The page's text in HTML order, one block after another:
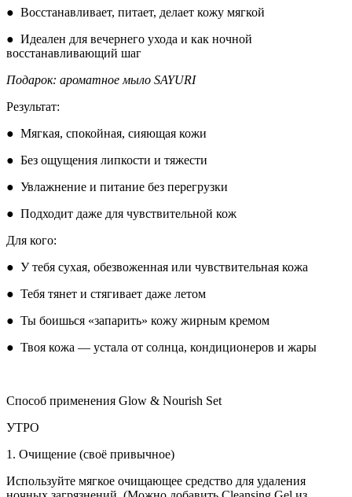
● Восстанавливает, питает, делает кожу мягкой
● Идеален для вечернего ухода и как ночной
восстанавливающий шаг
Подарок: ароматное мыло SAYURI
Результат:
● Мягкая, спокойная, сияющая кожи
● Без ощущения липкости и тяжести
● Увлажнение и питание без перегрузки
● Подходит даже для чувствительной кож
Для кого:
● У тебя сухая, обезвоженная или чувствительная кожа
● Тебя тянет и стягивает даже летом
● Ты боишься «запарить» кожу жирным кремом
● Твоя кожа — устала от солнца, кондиционеров и жары
Способ применения Glow & Nourish Set
УТРО
1. Очищение (своё привычное)
Используйте мягкое очищающее средство для удаления